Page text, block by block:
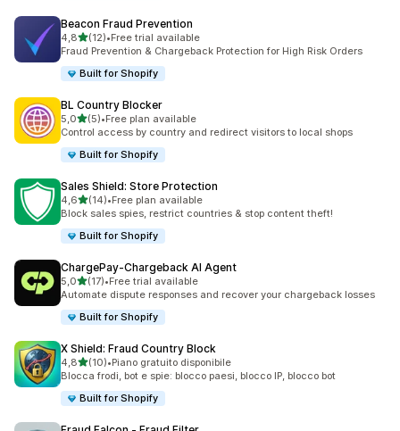
Beacon Fraud Prevention
4,8stelle su 5
(12)
12 recensioni totali
•Free trial available
Fraud Prevention & Chargeback Protection for High Risk Orders
Built for Shopify
BL Country Blocker
5,0stelle su 5
(5)
5 recensioni totali
•Free plan available
Control access by country and redirect visitors to local shops
Built for Shopify
Sales Shield: Store Protection
4,6stelle su 5
(14)
14 recensioni totali
•Free plan available
Block sales spies, restrict countries & stop content theft!
Built for Shopify
ChargePay‑Chargeback AI Agent
5,0stelle su 5
(17)
17 recensioni totali
•Free trial available
Automate dispute responses and recover your chargeback losses
Built for Shopify
X Shield: Fraud Country Block
4,8stelle su 5
(10)
10 recensioni totali
•Piano gratuito disponibile
Blocca frodi, bot e spie: blocco paesi, blocco IP, blocco bot
Built for Shopify